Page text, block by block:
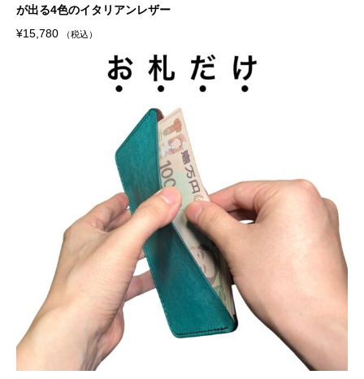
が出る4色のイタリアンレザー
¥15,780 （税込）